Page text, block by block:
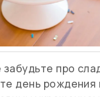
про
день рождения